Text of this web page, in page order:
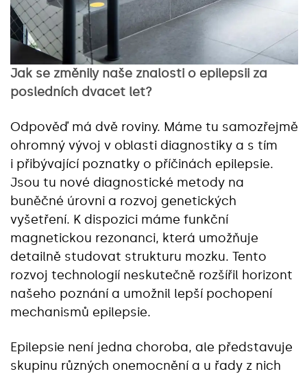
Jak se změnily naše znalosti o epilepsii za
posledních dvacet let?
Odpověď má dvě roviny. Máme tu samozřejmě
ohromný vývoj v oblasti diagnostiky a s tím
i přibývající poznatky o příčinách epilepsie.
Jsou tu nové diagnostické metody na
buněčné úrovni a rozvoj genetických
vyšetření. K dispozici máme funkční
magnetickou rezonanci, která umožňuje
detailně studovat strukturu mozku. Tento
rozvoj technologií neskutečně rozšířil horizont
našeho poznání a umožnil lepší pochopení
mechanismů epilepsie.
Epilepsie není jedna choroba, ale představuje
skupinu různých onemocnění a u řady z nich